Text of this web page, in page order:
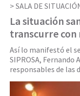
SALA DE
La situación
transcurre con
Así lo manifestó el
SIPROSA, Fernando
responsables de